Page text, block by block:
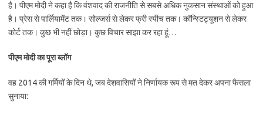
है। पीएम मोदी ने कहा है कि वंशवाद की राजनीति से सबसे अधिक नुकसान संस्थाओं को हुआ
है। प्रेस से पार्लियामेंट तक। सोल्जर्स से लेकर फ्री स्पीच तक। कॉन्स्टिट्यूशन से लेकर
कोर्ट तक। कुछ भी नहीं छोड़ा। कुछ विचार साझा कर रहा हूं…
पीएम मोदी का पूरा ब्लॉग
वह 2014 की गर्मियों के दिन थे, जब देशवासियों ने निर्णायक रूप से मत देकर अपना फैसला
सुनाया: